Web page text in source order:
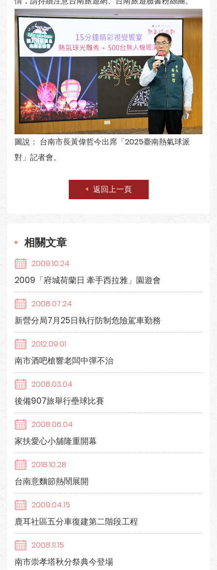
圖說： 台南市長黃偉哲今出席「2025臺南熱氣球派
對」記者會。
返回上一頁
相關文章
2009.10.24
2009「府城荷蘭日 牽手西拉雅」園遊會
2008.07.24
新營分局7月25日執行防制危險駕車勤務
2012.09.01
南市酒吧槍響老闆中彈不治
2008.03.04
後備907旅舉行壘球比賽
2008.06.04
家扶愛心小舖隆重開幕
2018.10.28
台南意麵節熱鬧展開
2009.04.15
鹿耳社區五分車復建第二階段工程
2008.11.15
南市崇孝塔秋分祭典今登場